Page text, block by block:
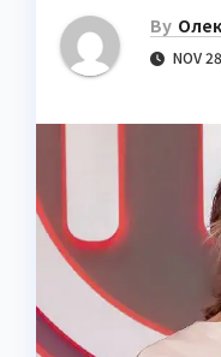
By
NOV